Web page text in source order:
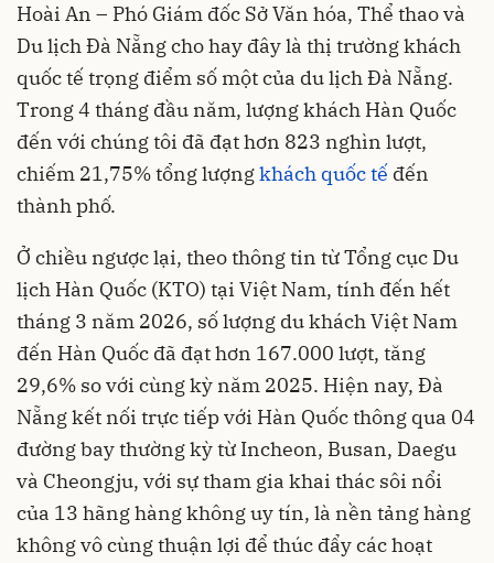
Hoài An – Phó Giám đốc Sở Văn hóa, Thể thao và
Du lịch Đà Nẵng cho hay đây là thị trường khách
quốc tế trọng điểm số một của du lịch Đà Nẵng.
Trong 4 tháng đầu năm, lượng khách Hàn Quốc
đến với chúng tôi đã đạt hơn 823 nghìn lượt,
chiếm 21,75% tổng lượngkhách quốc tế đến
thành phố.
Ở chiều ngược lại, theo thông tin từ Tổng cục Du
lịch Hàn Quốc (KTO) tại Việt Nam, tính đến hết
tháng 3 năm 2026, số lượng du khách Việt Nam
đến Hàn Quốc đã đạt hơn 167.000 lượt, tăng
29,6% so với cùng kỳ năm 2025. Hiện nay, Đà
Nẵng kết nối trực tiếp với Hàn Quốc thông qua 04
đường bay thường kỳ từ Incheon, Busan, Daegu
và Cheongju, với sự tham gia khai thác sôi nổi
của 13 hãng hàng không uy tín, là nền tảng hàng
không vô cùng thuận lợi để thúc đẩy các hoạt